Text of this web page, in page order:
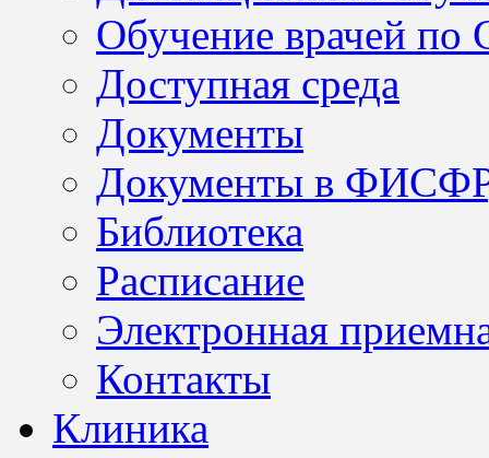
Обучение врачей по
Доступная среда
Документы
Документы в
Библиотека
Расписание
Электронная
Контакты
Клиника